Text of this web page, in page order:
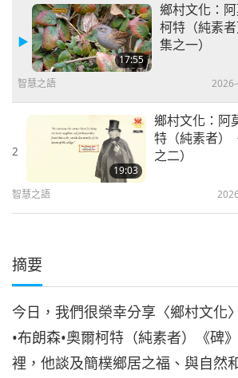
17:55
鄉村文化：
柯特（純素
集之一）
智慧之語
2
19:03
鄉村文化：阿
特（純素者）
之二）
智慧之語
摘要
今日，我們很榮幸分享〈鄉村文化
•布朗森•奧爾柯特（純素者）《碑
裡，他談及簡樸鄉居之福、與自然